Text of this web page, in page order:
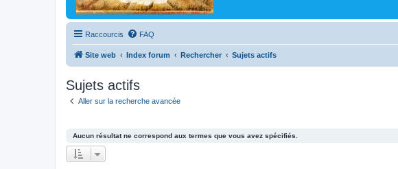
Raccourcis FAQ
Site web Index forum Rechercher Sujets actifs
Sujets actifs
Aller sur la recherche avancée
Aucun résultat ne correspond aux termes que vous avez spécifiés.